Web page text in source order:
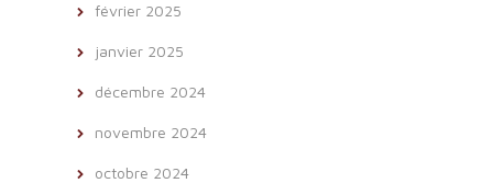
février 2025
janvier 2025
décembre 2024
novembre 2024
octobre 2024